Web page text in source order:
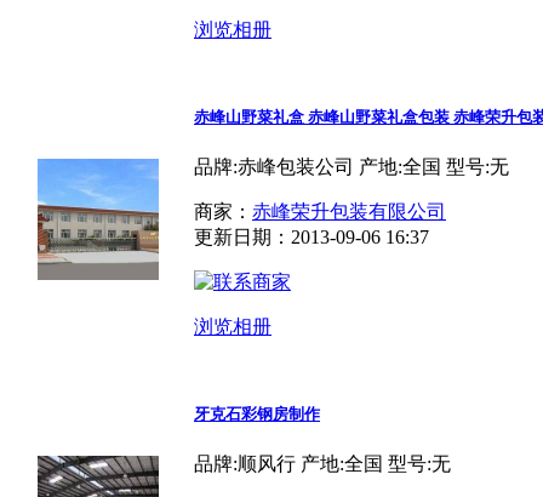
浏览相册
赤峰山野菜礼盒 赤峰山野菜礼盒包装 赤峰荣升包
品牌:赤峰包装公司 产地:全国 型号:无
商家： 赤峰荣升包装有限公司
更新日期：2013-09-06 16:37
浏览相册
牙克石彩钢房制作
品牌:顺风行 产地:全国 型号:无